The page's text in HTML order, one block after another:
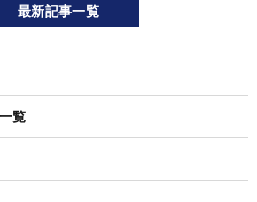
最新記事一覧
覧